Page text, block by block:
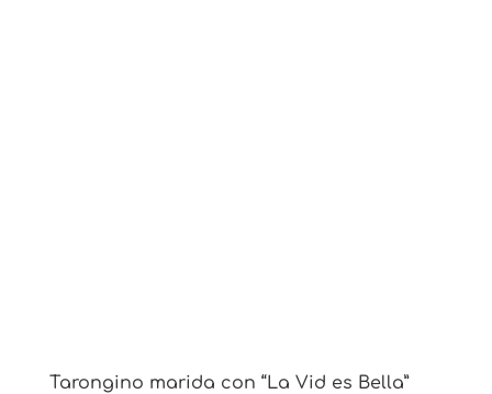
Tarongino marida con “La Vid es Bella”